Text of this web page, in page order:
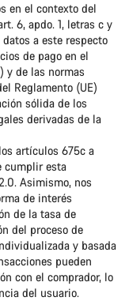
en el contexto del
6, apdo. 1, letras c y
a este respecto
de pago en el
y de las normas
Reglamento (UE)
sólida de los
derivadas de la
artículos 675c a
cumplir esta
Asimismo, nos
de interés
de la tasa de
del proceso de
y basada
pueden
con el comprador, lo
del usuario.